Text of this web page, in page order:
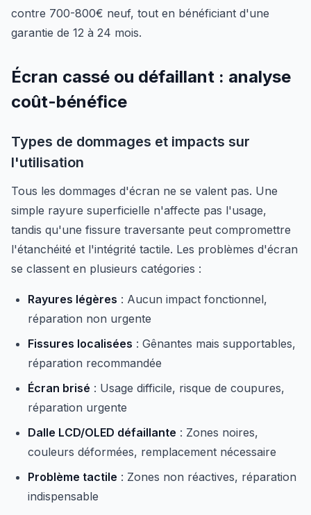
contre 700-800€ neuf, tout en bénéficiant d'une
garantie de 12 à 24 mois.
Écran cassé ou défaillant : analyse
coût-bénéfice
Types de dommages et impacts sur
l'utilisation
Tous les dommages d'écran ne se valent pas. Une
simple rayure superficielle n'affecte pas l'usage,
tandis qu'une fissure traversante peut compromettre
l'étanchéité et l'intégrité tactile. Les problèmes d'écran
se classent en plusieurs catégories :
Rayures légères : Aucun impact fonctionnel,
réparation non urgente
Fissures localisées : Gênantes mais supportables,
réparation recommandée
Écran brisé : Usage difficile, risque de coupures,
réparation urgente
Dalle LCD/OLED défaillante : Zones noires,
couleurs déformées, remplacement nécessaire
Problème tactile : Zones non réactives, réparation
indispensable